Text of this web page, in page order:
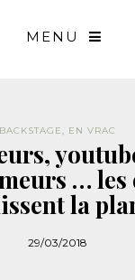
MENU
BACKSTAGE, EN VRAC
… les
la
29/03/2018